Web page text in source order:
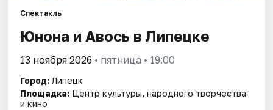
Рейтинги
Спектакль
Юнона и Авось в Липецке
13 ноября 2026 • пятница • 19:00
Город: Липецк
Площадка: Центр культуры, народного творчества
и кино